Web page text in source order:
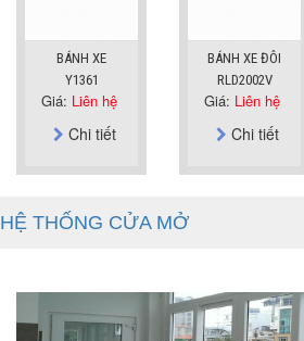
BÁNH XE
Y1361
Giá: Liên hệ
Chi tiết
BÁNH XE ĐÔI
RLD2002V
Giá: Liên hệ
Chi tiết
HỆ THỐNG CỬA MỞ